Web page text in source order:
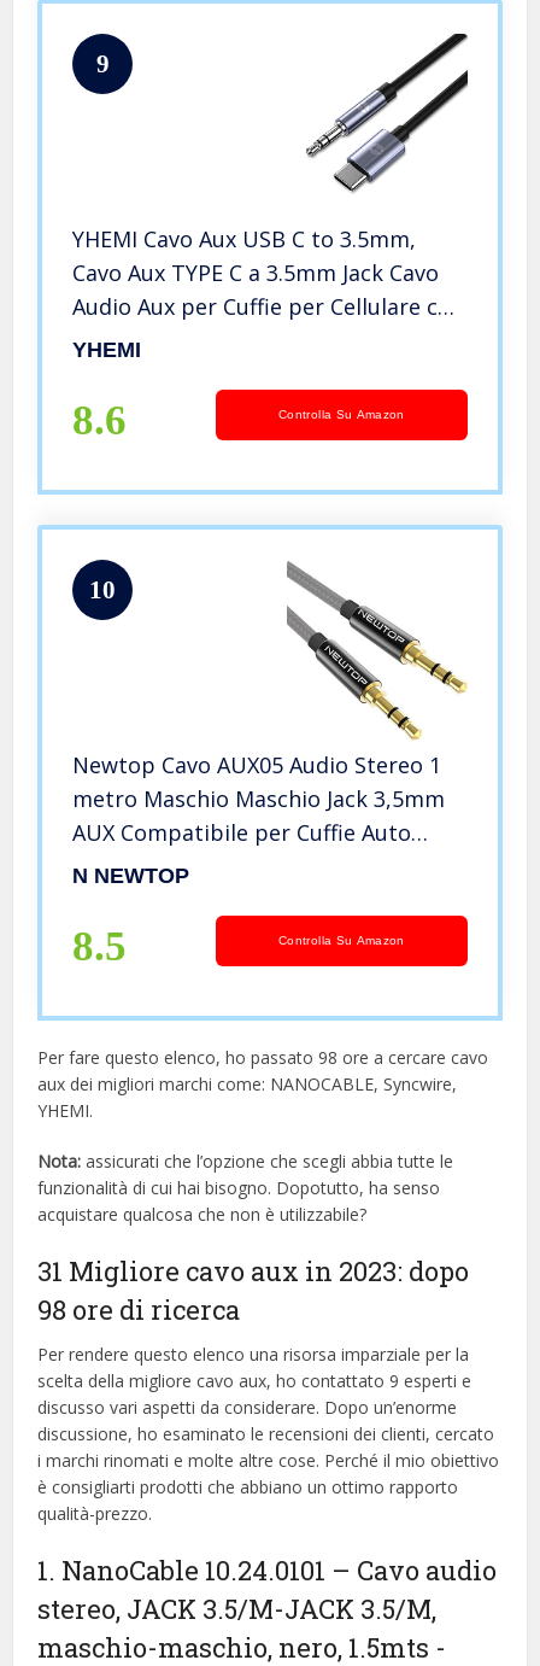
9
YHEMI Cavo Aux USB C to 3.5mm,
Cavo Aux TYPE C a 3.5mm Jack Cavo
Audio Aux per Cuffie per Cellulare con
Type-C, Auto, Computer,
YHEMI
8.6 Controlla Su Amazon
10
Newtop Cavo AUX05 Audio Stereo 1
metro Maschio Maschio Jack 3,5mm
AUX Compatibile per Cuffie Auto
Macchina Smartphone Autoradio
N NEWTOP
8.5 Controlla Su Amazon
Per fare questo elenco, ho passato 98 ore a cercare cavo
aux dei migliori marchi come: NANOCABLE, Syncwire,
YHEMI.
Nota: assicurati che l’opzione che scegli abbia tutte le
funzionalità di cui hai bisogno. Dopotutto, ha senso
acquistare qualcosa che non è utilizzabile?
31 Migliore cavo aux in 2023: dopo
98 ore di ricerca
Per rendere questo elenco una risorsa imparziale per la
scelta della migliore cavo aux, ​​ho contattato 9 esperti e
discusso vari aspetti da considerare. Dopo un’enorme
discussione, ho esaminato le recensioni dei clienti, cercato
i marchi rinomati e molte altre cose. Perché il mio obiettivo
è consigliarti prodotti che abbiano un ottimo rapporto
qualità-prezzo.
1. NanoCable 10.24.0101 – Cavo audio
stereo, JACK 3.5/M-JACK 3.5/M,
maschio-maschio, nero, 1.5mts -